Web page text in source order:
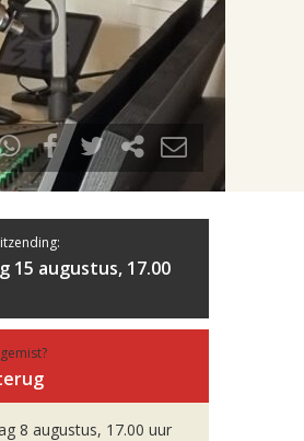
15 augustus, 17.00
8 augustus, 17.00 uur